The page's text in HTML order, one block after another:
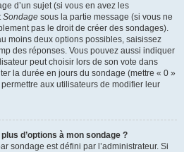
d’un sujet (si vous en avez les
Sondage sous la partie message (si vous ne
pas le droit de créer des sondages).
moins deux options possibles, saisissez
des réponses. Vous pouvez aussi indiquer
peut choisir lors de son vote dans
la durée en jours du sondage (mettre « 0 »
aux utilisateurs de modifier leur
d’options à mon sondage ?
sondage est défini par l’administrateur. Si